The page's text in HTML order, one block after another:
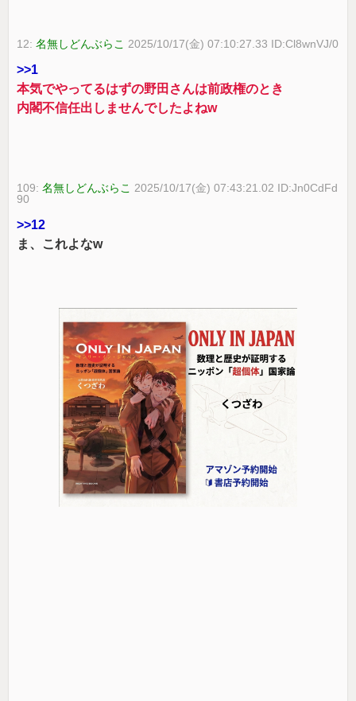
12:名無しどんぶらこ 2025/10/17(金) 07:10:27.33 ID:Cl8wnVJ/0
>>1
本気でやってるはずの野田さんは前政権のとき
内閣不信任出しませんでしたよねw
109:名無しどんぶらこ 2025/10/17(金) 07:43:21.02 ID:Jn0CdFd
90
>>12
ま、これよなw